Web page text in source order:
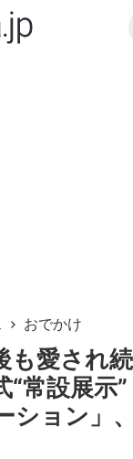
おでかけ
も愛され
“常設展示
ション」